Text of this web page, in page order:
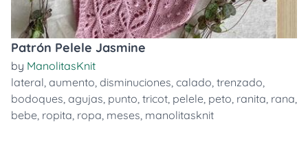
Patrón Pelele Jasmine
by ManolitasKnit
lateral, aumento, disminuciones, calado, trenzado,
bodoques, agujas, punto, tricot, pelele, peto, ranita, rana,
bebe, ropita, ropa, meses, manolitasknit